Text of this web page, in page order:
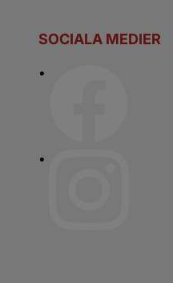
SOCIALA MEDIER